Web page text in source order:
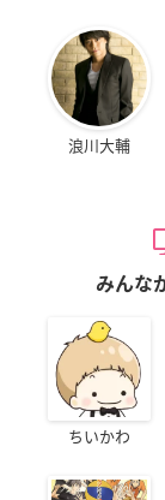
浪川大輔
みんな
ちいかわ